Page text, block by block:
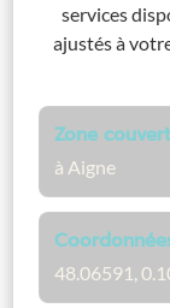
services
ajustés à
Zone
à Aigne
48.06591,